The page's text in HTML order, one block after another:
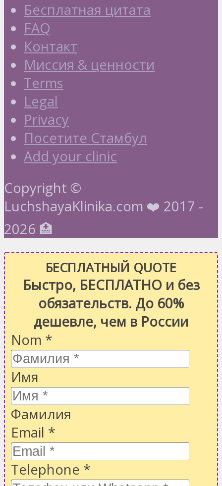
Бесплатная цитата
FAQ
Контакт
Миссия & ценности
Terms
Legal
Privacy
Посетите Стамбул
Add your clinic
Copyright ©
LuchshayaKlinika.com ❤️ 2017 -
2026 🏥
БЕСПЛАТНЫЙ QUOTE
Быстро, БЕСПЛАТНО и без
обязательств. До 60%
дешевле, чем в России
Nom *
Имя
Фамилия
Email *
Telephone *